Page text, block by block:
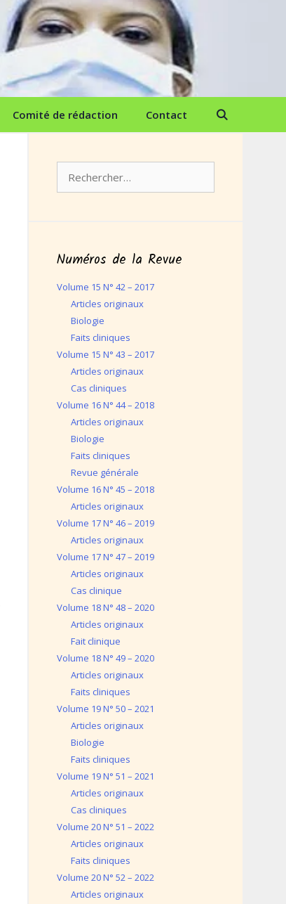
Comité de rédaction Contact
Numéros de la Revue
Volume 15 N° 42 – 2017
Articles originaux
Biologie
Faits cliniques
Volume 15 N° 43 – 2017
Articles originaux
Cas cliniques
Volume 16 N° 44 – 2018
Articles originaux
Biologie
Faits cliniques
Revue générale
Volume 16 N° 45 – 2018
Articles originaux
Volume 17 N° 46 – 2019
Articles originaux
Volume 17 N° 47 – 2019
Articles originaux
Cas clinique
Volume 18 N° 48 – 2020
Articles originaux
Fait clinique
Volume 18 N° 49 – 2020
Articles originaux
Faits cliniques
Volume 19 N° 50 – 2021
Articles originaux
Biologie
Faits cliniques
Volume 19 N° 51 – 2021
Articles originaux
Cas cliniques
Volume 20 N° 51 – 2022
Articles originaux
Faits cliniques
Volume 20 N° 52 – 2022
Articles originaux